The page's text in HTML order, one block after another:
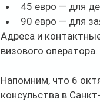
45 евро — для
90 евро — для
Адреса и
визового оператора.
Напомним, что 6
консульства в